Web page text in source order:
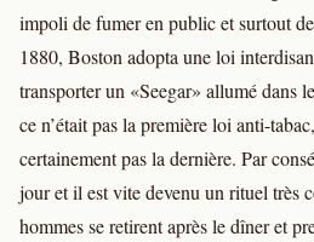
impoli de fumer en public et surtout
1880, Boston adopta une loi
transporter un «Seegar» allumé dans
ce n’était pas la première loi anti-
certainement pas la dernière. Par
jour et il est vite devenu un rituel très
hommes se retirent après le dîner et